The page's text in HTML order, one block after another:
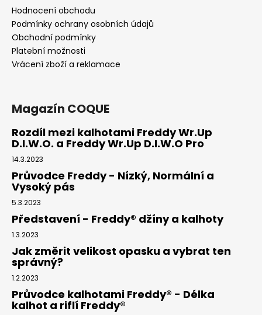
Hodnocení obchodu
Podmínky ochrany osobních údajů
Obchodní podmínky
Platební možnosti
Vrácení zboží a reklamace
Magazín COQUE
Rozdíl mezi kalhotami Freddy Wr.Up
D.I.W.O. a Freddy Wr.Up D.I.W.O Pro
14.3.2023
Průvodce Freddy - Nízký, Normální a
Vysoký pás
5.3.2023
Představení - Freddy® džíny a kalhoty
1.3.2023
Jak změrit velikost opasku a vybrat ten
správný?
1.2.2023
Průvodce kalhotami Freddy® - Délka
kalhot a riflí Freddy®